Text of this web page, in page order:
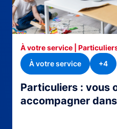
Particuliers : vous
accompagner
À votre service |
À votre service
+4